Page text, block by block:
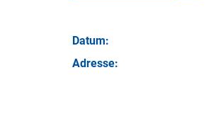
Datum:
Adresse: